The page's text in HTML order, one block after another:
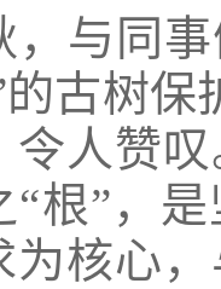
，与同
古树
令人赞
“根”，
为核心